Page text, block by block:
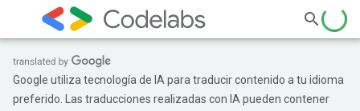
Google utiliza tecnología de IA para traducir contenido a tu idioma
preferido. Las traducciones realizadas con IA pueden contener